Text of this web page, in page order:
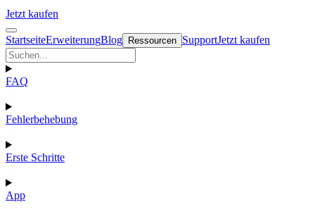
Jetzt kaufen
StartseiteErweiterungBlog Ressourcen SupportJetzt kaufen
FAQ
Fehlerbehebung
Erste Schritte
App